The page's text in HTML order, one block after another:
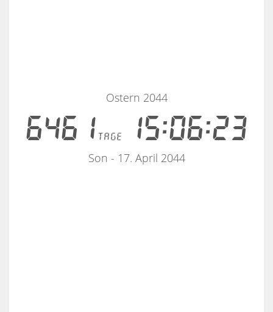
6461tage15:06:23
Ostern 2044
Son - 17. April 2044